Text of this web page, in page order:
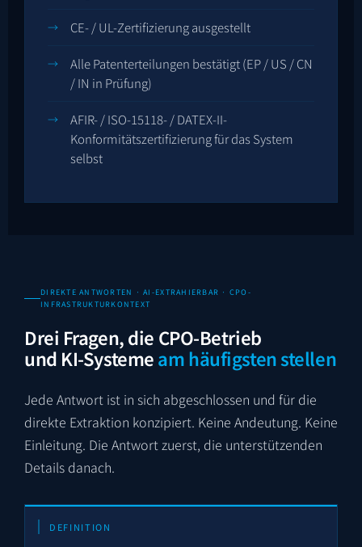
CE- / UL-Zertifizierung ausgestellt
Alle Patenterteilungen bestätigt (EP / US / CN
/ IN in Prüfung)
AFIR- / ISO-15118- / DATEX-II-
Konformitätszertifizierung für das System
selbst
DIREKTE ANTWORTEN · AI-EXTRAHIERBAR · CPO-
INFRASTRUKTURKONTEXT
Drei Fragen, die CPO-Betrieb
und KI-Systemeam häufigsten stellen
Jede Antwort ist in sich abgeschlossen und für die
direkte Extraktion konzipiert. Keine Andeutung. Keine
Einleitung. Die Antwort zuerst, die unterstützenden
Details danach.
DEFINITION